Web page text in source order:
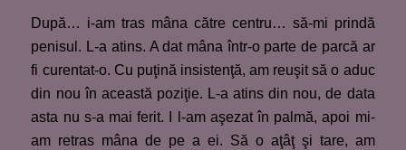
După… i-am tras mâna către centru… să-mi prindă
penisul. L-a atins. A dat mâna într-o parte de parcă ar
fi curentat-o. Cu puţină insistenţă, am reuşit să o aduc
din nou în această poziţie. L-a atins din nou, de data
asta nu s-a mai ferit. I l-am aşezat în palmă, apoi mi-
am retras mâna de pe a ei. Să o aţâţ şi tare, am